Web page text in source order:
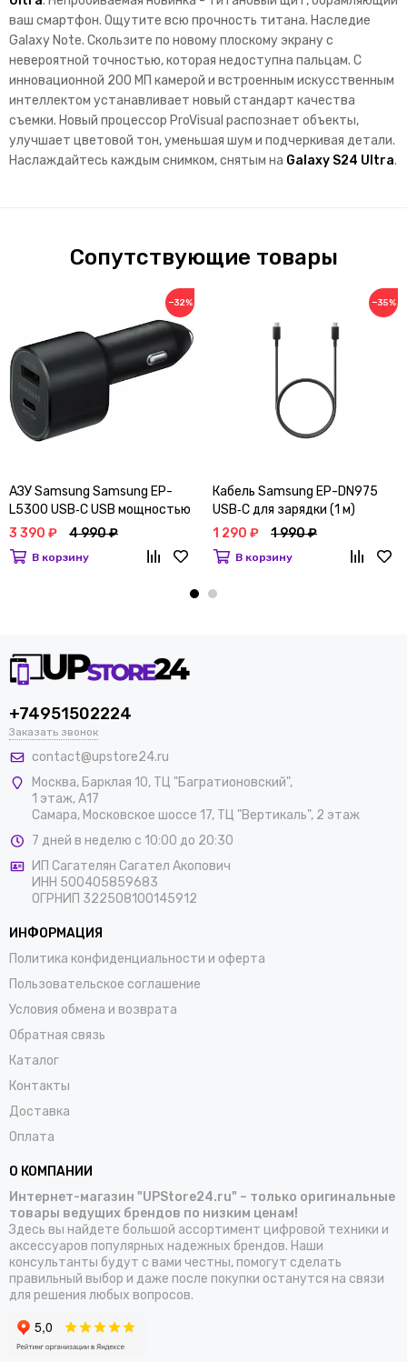
ваш смартфон. Ощутите всю прочность титана. Наследие
Galaxy Note. Скользите по новому плоскому экрану с
невероятной точностью, которая недоступна пальцам. С
инновационной 200 МП камерой и встроенным искусственным
интеллектом устанавливает новый стандарт качества
съемки. Новый процессор ProVisual распознает объекты,
улучшает цветовой тон, уменьшая шум и подчеркивая детали.
Наслаждайтесь каждым снимком, снятым на Galaxy S24 Ultra.
Сопутствующие товары
−32%
АЗУ Samsung Samsung EP-
L5300 USB‑C USB мощностью
45 Вт Черный
3 390 ₽ 4 990 ₽
В корзину
−35%
Кабель Samsung EP-DN975
USB‑C для зарядки (1 м)
Черный
1 290 ₽ 1 990 ₽
В корзину
+74951502224
Заказать звонок
contact@upstore24.ru
Москва, Барклая 10, ТЦ "Багратионовский",
1 этаж, А17
Самара, Московское шоссе 17, ТЦ "Вертикаль", 2 этаж
7 дней в неделю с 10:00 до 20:30
ИП Сагателян Сагател Акопович
ИНН 500405859683
ОГРНИП 322508100145912
ИНФОРМАЦИЯ
Политика конфиденциальности и оферта
Пользовательское соглашение
Условия обмена и возврата
Обратная связь
Каталог
Контакты
Доставка
Оплата
О КОМПАНИИ
Интернет-магазин "UPStore24.ru" – только оригинальные
товары ведущих брендов по низким ценам!
Здесь вы найдете большой ассортимент цифровой техники и
аксессуаров популярных надежных брендов. Наши
консультанты будут с вами честны, помогут сделать
правильный выбор и даже после покупки останутся на связи
для решения любых вопросов.